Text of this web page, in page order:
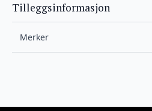
Tilleggsinformasjon
Merker